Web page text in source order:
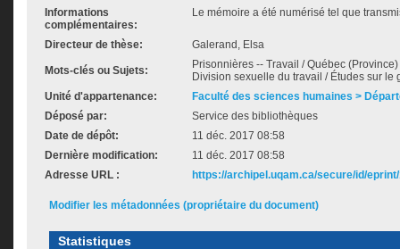
Informations
complémentaires:
Le mémoire a été numérisé tel que
Directeur de thèse: Galerand, Elsa
Mots-clés ou Sujets:
Prisonnières -- Travail / Québec
Division sexuelle du travail / Études sur le
Unité d'appartenance:
Faculté des sciences humaines >
Déposé par:
Service des bibliothèques
Date de dépôt:
11 déc. 2017 08:58
Dernière modification:
11 déc. 2017 08:58
Adresse URL :
https://archipel.uqam.ca/secure/id/
Modifier les métadonnées (propriétaire du document)
Statistiques